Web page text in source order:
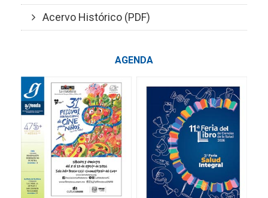
Acervo Histórico (PDF)
AGENDA